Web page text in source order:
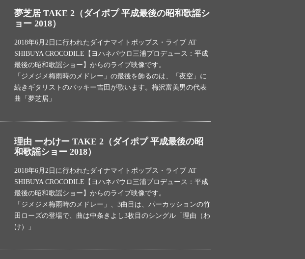
夢芝居 TAKE 2（ダイポプ 平成最後の昭和歌謡シ
ョー 2018）
2018年6月2日に行われたダイナマイトポップス・ライブ AT
SHIBUYA CROCODILE【ヨハネパウロ三浦プロデュース：平成
最後の昭和歌謡ショー】からのライブ映像です。
「ジメジメ梅雨時のメドレー」の最後を飾るのは、「夜空」に
続きギタリストのバッキー吉田が歌います。梅沢富美男の代表
曲「夢芝居」
理由 ーわけー TAKE 2（ダイポプ 平成最後の昭
和歌謡ショー 2018）
2018年6月2日に行われたダイナマイトポップス・ライブ AT
SHIBUYA CROCODILE【ヨハネパウロ三浦プロデュース：平成
最後の昭和歌謡ショー】からのライブ映像です。
「ジメジメ梅雨時のメドレー」、3曲目は、パーカッションの竹
田ローズの登場で、曲は中条きよし3枚目のシングル「理由（わ
け）」